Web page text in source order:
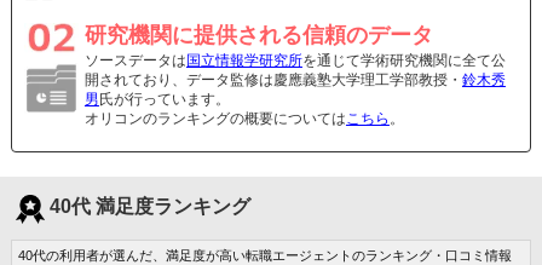
研究機関に提供される信頼のデータ
ソースデータは 国立情報学研究所を通じて学術研究機関に全て公
開されており、データ監修は慶應義塾大学理工学部教授・ 鈴木秀
男 氏が行っています。
オリコンのランキングの概要についてはこちら 。
40代 満足度ランキング
40代の利用者が選んだ、満足度が高い転職エージェントのランキング・口コミ情報